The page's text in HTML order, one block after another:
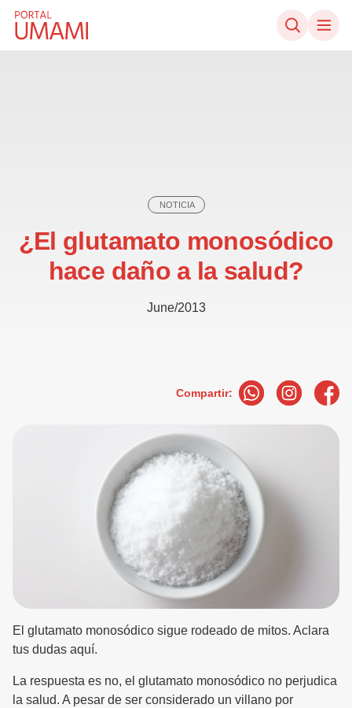
Ir directamente al contenido
NOTICIA
¿El glutamato monosódico
hace daño a la salud?
June/2013
Compartir:
El glutamato monosódico sigue rodeado de mitos. Aclara
tus dudas aquí.
La respuesta es no, el glutamato monosódico no perjudica
la salud. A pesar de ser considerado un villano por